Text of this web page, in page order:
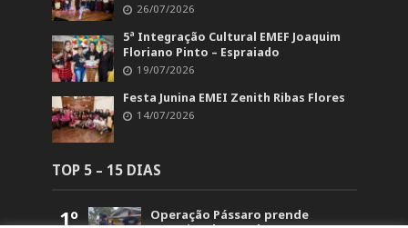
26/07/2026
5ª Integração Cultural EMEF Joaquim
Floriano Pinto – Espraiado
19/07/2026
Festa Junina EMEI Zenith Ribas Flores
14/07/2026
TOP 5 – 15 DIAS
1º
Operação Pássaro prende